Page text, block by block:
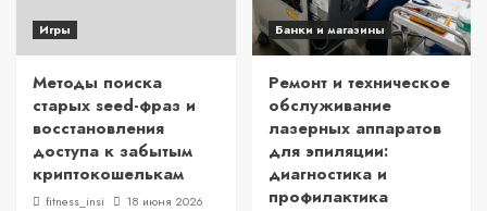
Игры
Методы поиска
старых seed-фраз и
восстановления
доступа к забытым
криптокошелькам
fitness_insi 18 июня 2026
Банки и магазины
Ремонт и техническое
обслуживание
лазерных аппаратов
для эпиляции:
диагностика и
профилактика